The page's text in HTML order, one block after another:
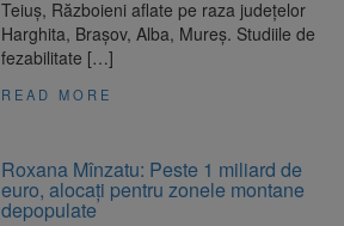
Teiuş, Războieni aflate pe raza judeţelor
Harghita, Braşov, Alba, Mureş. Studiile de
fezabilitate […]
READ MORE
Roxana Mînzatu: Peste 1 miliard de
euro, alocați pentru zonele montane
depopulate